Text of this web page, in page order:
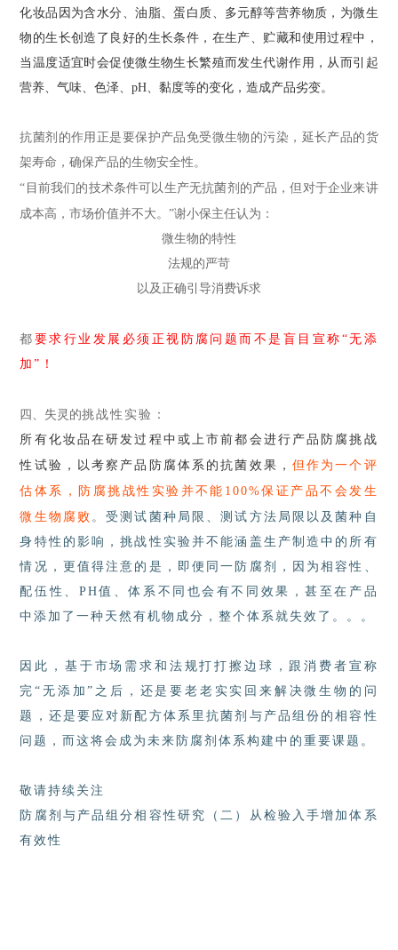
化妆品因为含水分、油脂、蛋白质、多元醇等营养物质，为微生
物的生长创造了良好的生长条件，在生产、贮藏和使用过程中，
当温度适宜时会促使微生物生长繁殖而发生代谢作用，从而引起
营养、气味、色泽、pH、黏度等的变化，造成产品劣变。
抗菌剂 的作用正是要保护产品免受微生物的污染，延长产品的货
架寿命，确保产品的生物安全性。
“目前我们的技术条件可以生产无抗菌剂的产品，但对于企业来讲
成本高，市场价值并不大。”谢小保主任认为：
微生物的特性
法规的严苛
以及正确引导消费诉求
都 要求行业发展必须正视防腐问题而不是盲目宣称“无添
加”！
四、失灵的挑战性实验 ：
所有化妆品在研发过程中或上市前都会进行产品防腐挑战
性试验，以考察产品防腐体系的抗菌效果， 但作为一个评
估体系，防腐挑战性实验并不能 100%保证产品不会发生
微生物腐败 。受测试菌种局限、测试方法局限以及菌种自
身特性的影响，挑战性实验并不能涵盖生产制造中的所有
情况，更值得注意的是，即便同一防腐剂，因为相容性、
配伍性、 PH值、体系不同也会有不同效果，甚至在产品
中添加了一种天然有机物成分，整个体系就失效了。。。
因此，基于市场需求和法规打打擦边球，跟消费者宣称
完“无添加”之后，还是要老老实实回来解决微生物的问
题，还是要应对新配方体系里抗菌剂与产品组份的相容性
问题，而这将会成为未来防腐剂体系构建中的重要课题。
敬请持续关注
防腐剂与产品组分相容性研究（二）从检验入手增加体系
有效性